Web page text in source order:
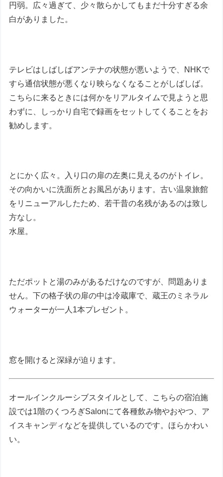
円弱。広々過ぎて、少々散らかしてもまだ十分すぎる余
白がありました。
テレビはしばしばアンテナの状態が悪いようで、NHKで
すら通信状態が悪くなり映らなくなることがしばしば。
こちらに来るときには何かをリアルタイムで見ようと思
わずに、しっかり自宅で録画をセットしてくることをお
勧めします。
とにかく広々。入り口の扉の左奥に見えるのがトイレ。
その向かいに洗面所とお風呂があります。古い温泉旅館
をリニューアルしたため、若干昔の名残があるのは致し
方なし。
水屋。
ただポットと湯のみがあるだけなのですが、問題ありま
せん。下の格子状の扉の中は冷蔵庫で、蔵王のミネラル
ウォーターが一人1本プレゼント。
窓を開けると深緑が迫ります。
オールインクルーシブスタイルとして、こちらの宿泊施
設では1階のくつろぎSalonにて各種飲み物やおやつ、ア
イスキャンディなどを提供しているのです。ほらかわい
い。